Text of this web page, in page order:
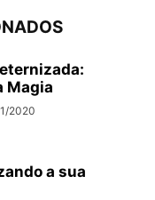
Magia
2020
a sua